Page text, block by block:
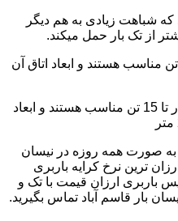
شباهت زیادی به هم دیگر
6 چرخ ها برای جابه جایی بار تا 10 تن مناسب هستند و ابعاد اتاق آن
همان 10 چرخ ها برای جابه جایی بار تا 15 تن مناسب هستند و ابعاد
به صورت همه روزه در نیسان
ترین نرخ کرایه باربری
باربری ارزان قیمت با تک و
بار قاسم آباد تماس بگیرید.